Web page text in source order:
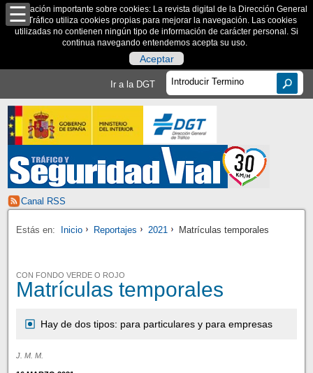
Información importante sobre cookies: La revista digital de la Dirección General
de Tráfico utiliza cookies propias para mejorar la navegación. Las cookies
utilizadas no contienen ningún tipo de información de carácter personal. Si
continua navegando entendemos acepta su uso.
Aceptar
Ir a la DGT
Canal RSS
Estás en: Inicio Reportajes 2021 Matrículas temporales
CON FONDO VERDE O ROJO
Matrículas temporales
Hay de dos tipos: para particulares y para empresas
J. M. M.